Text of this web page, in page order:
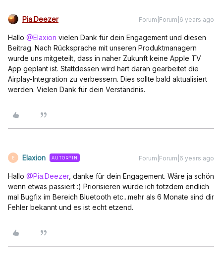
Pia.Deezer Forum|Forum|6 years ago
Hallo @Elaxion vielen Dank für dein Engagement und diesen
Beitrag. Nach Rücksprache mit unseren Produktmanagern
wurde uns mitgeteilt, dass in naher Zukunft keine Apple TV
App geplant ist. Stattdessen wird hart daran gearbeitet die
Airplay-Integration zu verbessern. Dies sollte bald aktualisiert
werden. Vielen Dank für dein Verständnis.
E Elaxion AUTOR*IN Forum|Forum|6 years ago
Hallo @Pia.Deezer, danke für dein Engagement. Wäre ja schön
wenn etwas passiert :) Priorisieren würde ich totzdem endlich
mal Bugfix im Bereich Bluetooth etc...mehr als 6 Monate sind dir
Fehler bekannt und es ist echt etzend.